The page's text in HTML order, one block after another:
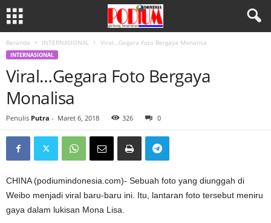
Beranda INTERNASIONAL Viral…Gegara Foto Bergaya Monalisa
INTERNASIONAL
Viral…Gegara Foto Bergaya
Monalisa
Penulis Putra - Maret 6, 2018 326 0
CHINA (podiumindonesia.com)- Sebuah foto yang diunggah di
Weibo menjadi viral baru-baru ini. Itu, lantaran foto tersebut meniru
gaya dalam lukisan Mona Lisa.